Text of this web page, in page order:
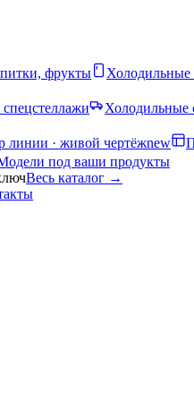
фрукты
Холодильные
линии · живой чертёжnew
под ваши продукты
Весь каталог →